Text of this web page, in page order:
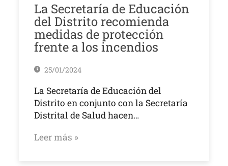
La Secretaría de Educación
del Distrito recomienda
medidas de protección
frente a los incendios
25/01/2024
La Secretaría de Educación del
Distrito en conjunto con la Secretaría
Distrital de Salud hacen…
Leer más »